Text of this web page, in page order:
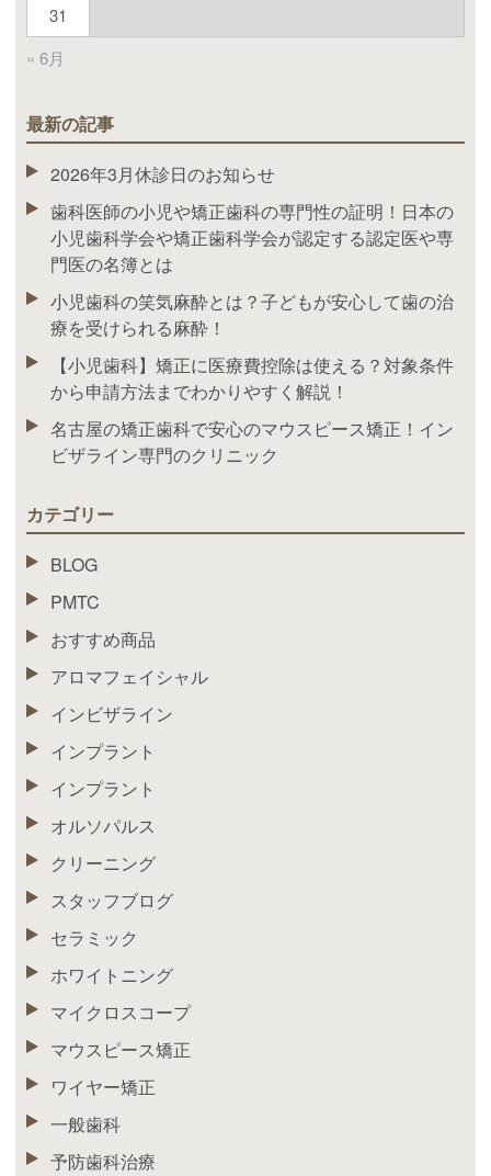
« 6月
31
最新の記事
2026年3月休診日のお知らせ
歯科医師の小児や矯正歯科の専門性の証明！日本の
小児歯科学会や矯正歯科学会が認定する認定医や専
門医の名簿とは
小児歯科の笑気麻酔とは？子どもが安心して歯の治
療を受けられる麻酔！
【小児歯科】矯正に医療費控除は使える？対象条件
から申請方法までわかりやすく解説！
名古屋の矯正歯科で安心のマウスピース矯正！イン
ビザライン専門のクリニック
カテゴリー
BLOG
PMTC
おすすめ商品
アロマフェイシャル
インビザライン
インプラント
インプラント
オルソパルス
クリーニング
スタッフブログ
セラミック
ホワイトニング
マイクロスコープ
マウスピース矯正
ワイヤー矯正
一般歯科
予防歯科治療